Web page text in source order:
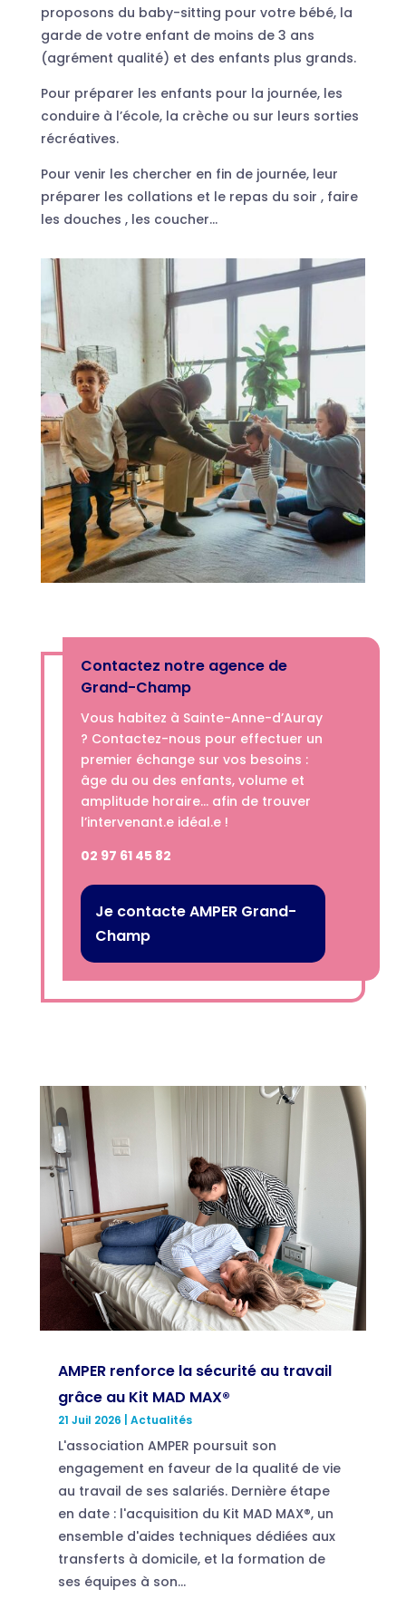
proposons du baby-sitting pour votre bébé, la
garde de votre enfant de moins de 3 ans
(agrément qualité) et des enfants plus grands.
Pour préparer les enfants pour la journée, les
conduire à l’école, la crèche ou sur leurs sorties
récréatives.
Pour venir les chercher en fin de journée, leur
préparer les collations et le repas du soir , faire
les douches , les coucher…
Contactez notre agence de
Grand-Champ
Vous habitez à Sainte-Anne-d’Auray
? Contactez-nous pour effectuer un
premier échange sur vos besoins :
âge du ou des enfants, volume et
amplitude horaire… afin de trouver
l’intervenant.e idéal.e !
02 97 61 45 82
Je contacte AMPER Grand-
Champ
AMPER renforce la sécurité au travail
grâce au Kit MAD MAX®
21 Juil 2026 Actualités
L'association AMPER poursuit son
engagement en faveur de la qualité de vie
au travail de ses salariés. Dernière étape
en date : l'acquisition du Kit MAD MAX®, un
ensemble d'aides techniques dédiées aux
transferts à domicile, et la formation de
ses équipes à son...